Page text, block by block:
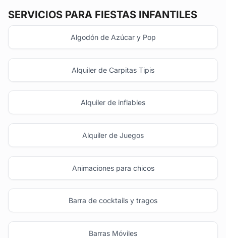
SERVICIOS PARA FIESTAS INFANTILES
Algodón de Azúcar y Pop
Alquiler de Carpitas Tipis
Alquiler de inflables
Alquiler de Juegos
Animaciones para chicos
Barra de cocktails y tragos
Barras Móviles